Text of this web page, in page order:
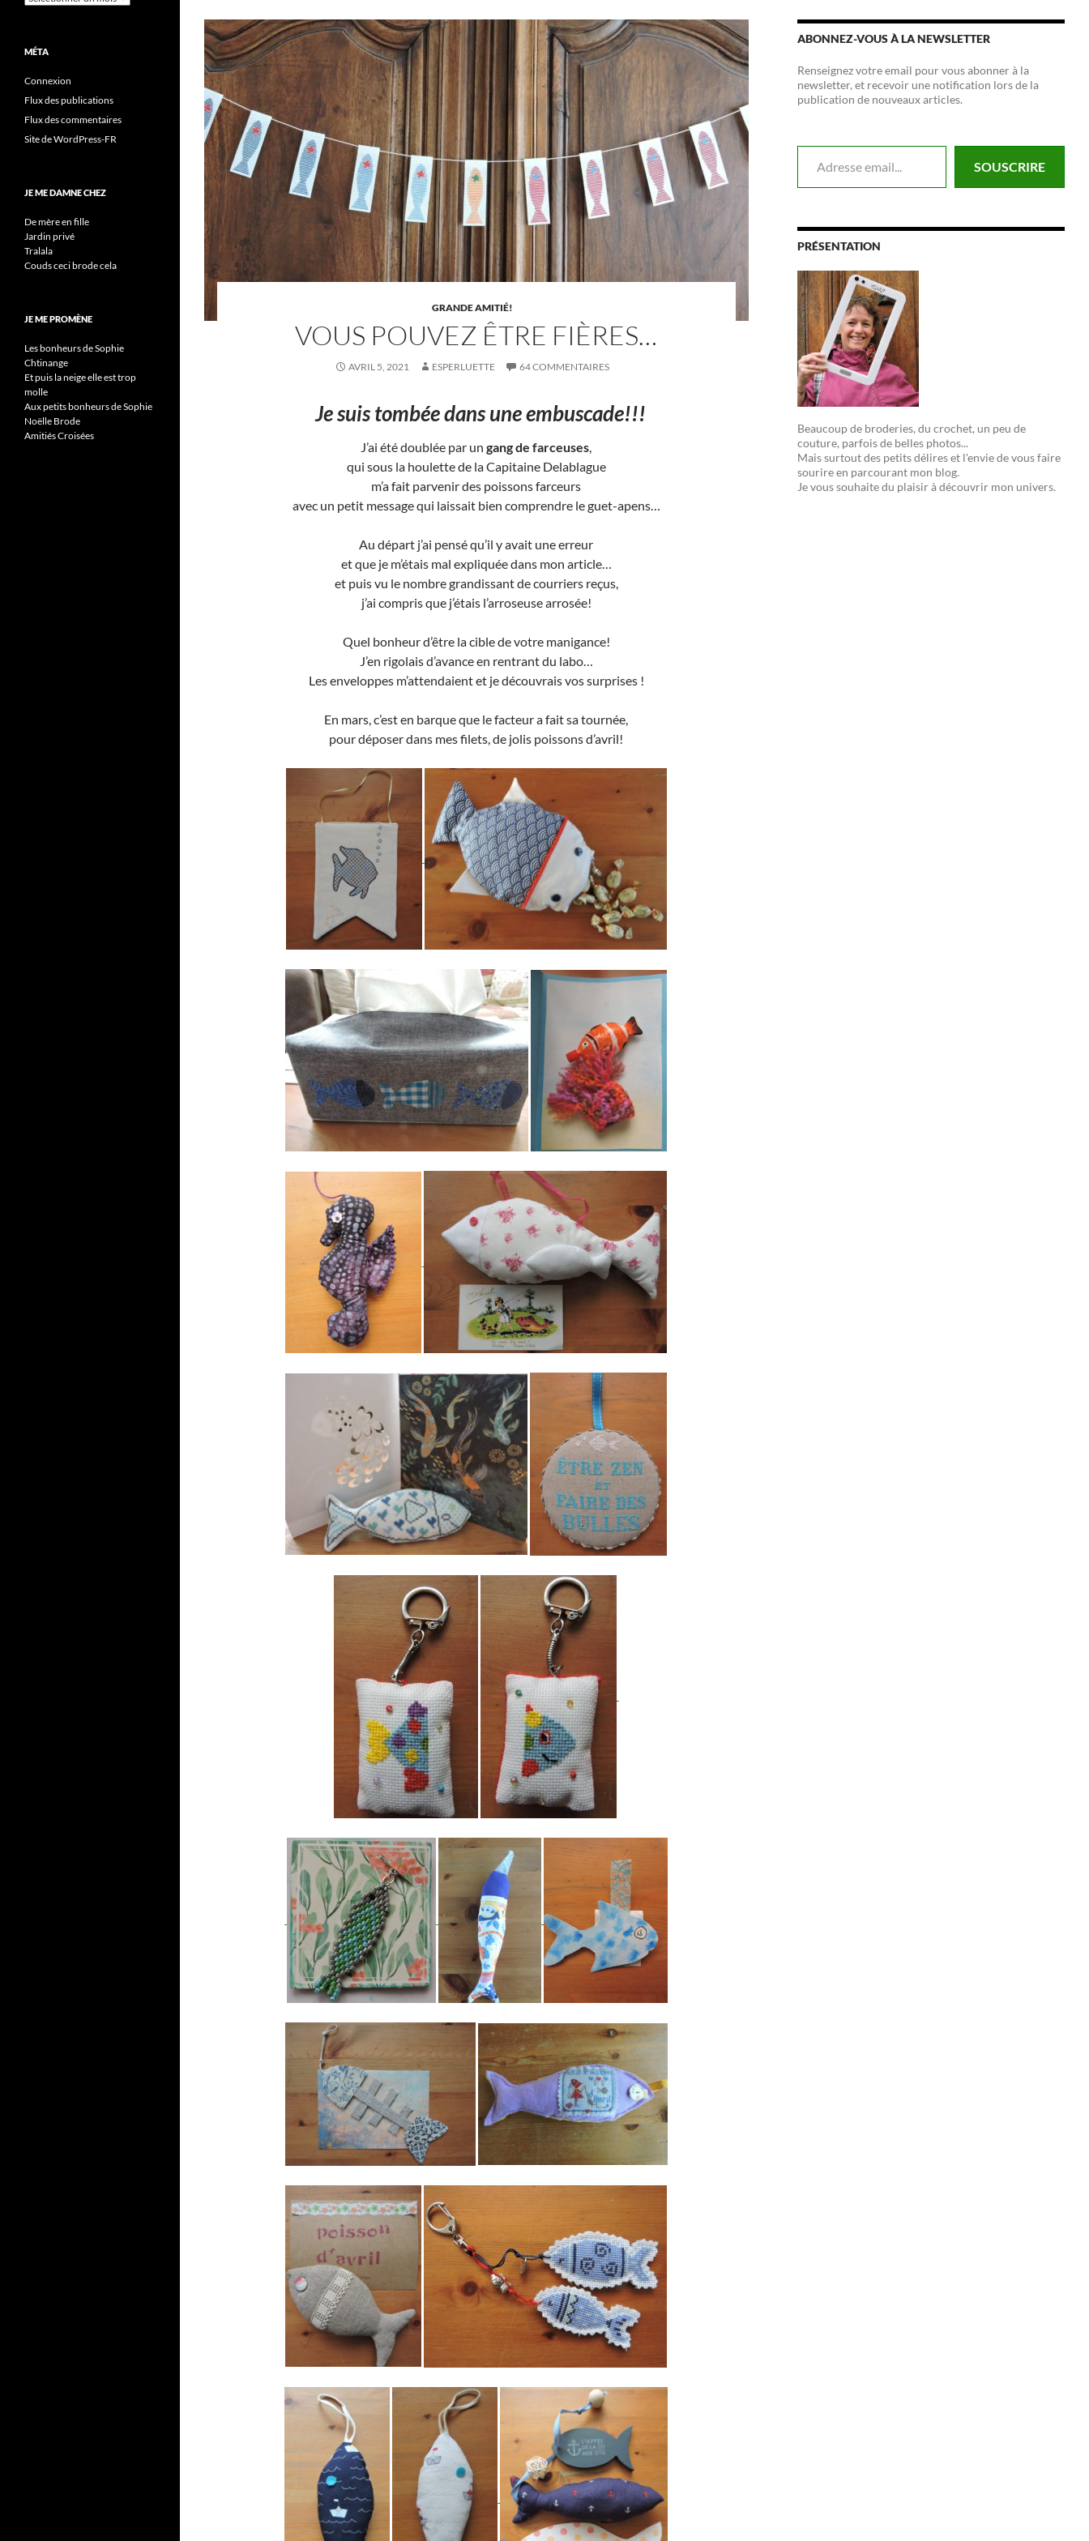
GRANDE AMITIÉ!
VOUS POUVEZ ÊTRE FIÈRES…
AVRIL 5, 2021 ESPERLUETTE 64 COMMENTAIRES
Je suis tombée dans une embuscade!!!
J’ai été doublée par ungang de farceuses,
qui sous la houlette de la Capitaine Delablague
m’a fait parvenir des poissons farceurs
avec un petit message qui laissait bien comprendre le guet-apens…
Au départ j’ai pensé qu’il y avait une erreur
et que je m’étais mal expliquée dans mon article…
et puis vu le nombre grandissant de courriers reçus,
j’ai compris que j’étais l’arroseuse arrosée!
Quel bonheur d’être la cible de votre manigance!
J’en rigolais d’avance en rentrant du labo…
Les enveloppes m’attendaient et je découvrais vos surprises !
En mars, c’est en barque que le facteur a fait sa tournée,
pour déposer dans mes filets, de jolis poissons d’avril!
ABONNEZ-VOUS À LA NEWSLETTER
Renseignez votre email pour vous abonner à la
newsletter, et recevoir une notification lors de la
publication de nouveaux articles.
Adresse email...
SOUSCRIRE
PRÉSENTATION
Beaucoup de broderies, du crochet, un peu de
couture, parfois de belles photos...
Mais surtout des petits délires et l'envie de vous faire
sourire en parcourant mon blog.
Je vous souhaite du plaisir à découvrir mon univers.
MÉTA
Connexion
Flux des publications
Flux des commentaires
Site de WordPress-FR
JE ME DAMNE CHEZ
De mère en fille
Jardin privé
Tralala
Couds ceci brode cela
JE ME PROMÈNE
Les bonheurs de Sophie
Chtinange
Et puis la neige elle est trop
molle
Aux petits bonheurs de Sophie
Noëlle Brode
Amitiés Croisées